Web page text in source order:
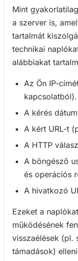
Mint
a szerver is,
tartalmát
technikai
alábbiakat
Az Ön IP-
kapcsolatból).
A kérés
A kért URL-t
A HTTP
A böngésző
és operációs
A hivatkozó
Ezeket a
működésének
visszaélések (pl.
támadások)